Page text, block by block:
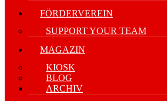
FÖRDERVEREIN
SUPPORT YOUR TEAM
MAGAZIN
KIOSK
BLOG
ARCHIV